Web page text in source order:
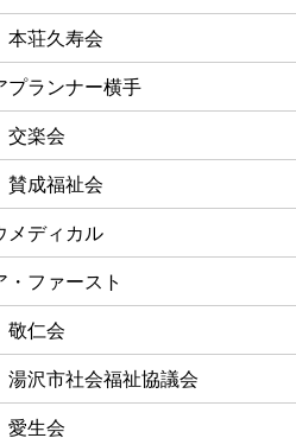
荘久寿会
ランナー横手
楽会
成福祉会
ディカル
ファースト
仁会
沢市社会福祉協議会
生会